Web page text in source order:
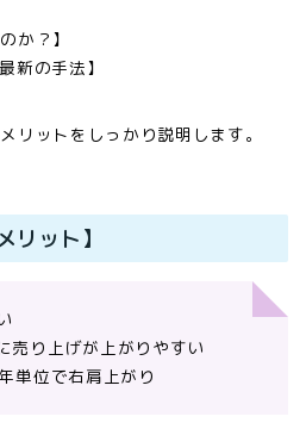
か？】
新の手法】
リットをしっかり説明します。
リット】
売り上げが上がりやすい
単位で右肩上がり